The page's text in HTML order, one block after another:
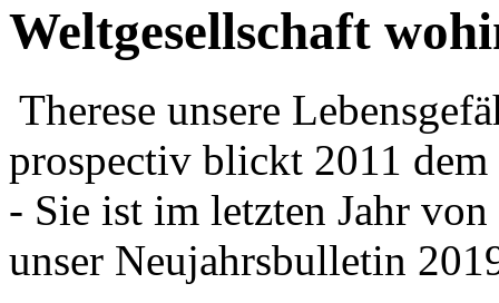
Weltgesellschaft
Therese unsere
prospectiv blickt 2011
- Sie ist im letzten Jahr
unser Neujahrsbulletin